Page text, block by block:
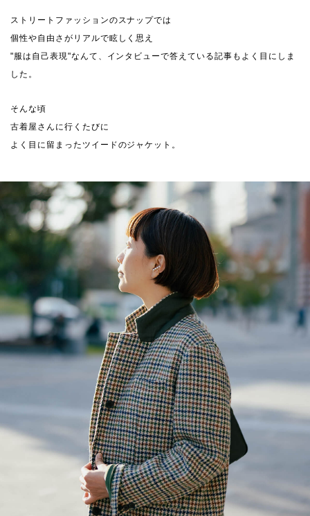
ストリートファッションのスナップでは
個性や自由さがリアルで眩しく思え
"服は自己表現"なんて、インタビューで答えている記事もよく目にしま
した。
そんな頃
古着屋さんに行くたびに
よく目に留まったツイードのジャケット。